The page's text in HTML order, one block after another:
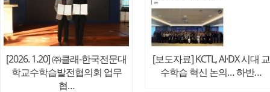
[2026. 1.20] ㈜클래-한국전문대
학교수학습발전협의회 업무
협…
[보도자료] KCTL, AI·DX 시대 교
수학습 혁신 논의… 하반…